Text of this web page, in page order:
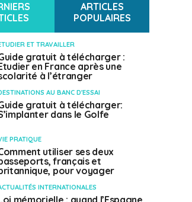
ARTICLES
POPULAIRES
ET TRAVAILLER
gratuit à télécharger :
en France après une
à l’étranger
AU BANC D'ESSAI
gratuit à télécharger:
dans le Golfe
PRATIQUE
utiliser ses deux
français et
pour voyager
INTERNATIONALES
mémorielle : quand l’Espagne